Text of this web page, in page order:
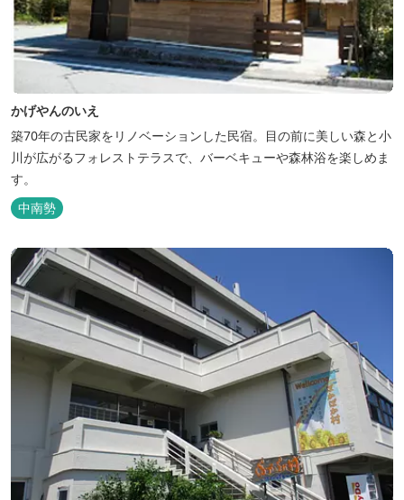
かげやんのいえ
築70年の古民家をリノベーションした民宿。目の前に美しい森と小
川が広がるフォレストテラスで、バーベキューや森林浴を楽しめま
す。
中南勢